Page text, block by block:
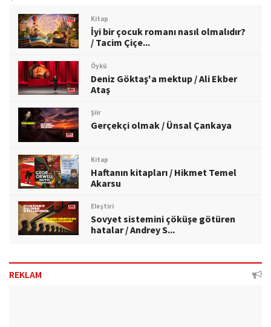
Kitap
İyi bir çocuk romanı nasıl olmalıdır?
/ Tacim Çiçe...
Öykü
Deniz Göktaş'a mektup / Ali Ekber
Ataş
Şiir
Gerçekçi olmak / Ünsal Çankaya
Kitap
Haftanın kitapları / Hikmet Temel
Akarsu
Eleştiri
Sovyet sistemini çöküşe götüren
hatalar / Andrey S...
REKLAM